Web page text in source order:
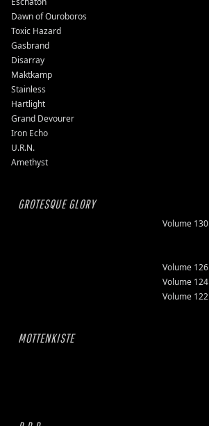
Dawn of Ouroboros
Toxic Hazard
Gasbrand
Disarray
Maktkamp
Stainless
Hartlight
Grand Devourer
Iron Echo
U.R.N.
Amethyst
GROTESQUE GLORY
Volume 130
Volume 126
Volume 124
Volume 122
MOTTENKISTE